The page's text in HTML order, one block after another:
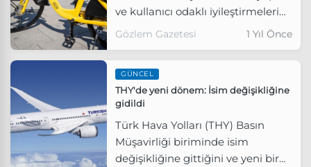
ve kullanıcı odaklı iyileştirmelerin
ardından yeni teknolojisiyle
Gözlem Gazetesi 1 Yıl Önce
GÜNCEL
THY'de yeni dönem: İsim değişikliğine
gidildi
Türk Hava Yolları (THY) Basın
Müşavirliği biriminde isim
değişikliğine gittiğini ve yeni bir